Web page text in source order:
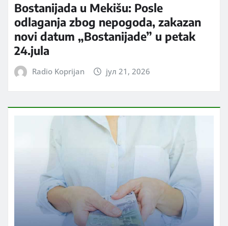
Bostanijada u Mekišu: Posle
odlaganja zbog nepogoda, zakazan
novi datum „Bostanijade” u petak
24.jula
Radio Koprijan јул 21, 2026